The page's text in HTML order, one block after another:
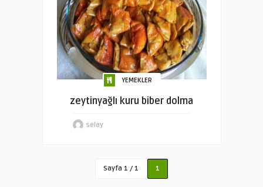
YEMEKLER
zeytinyağlı kuru biber dolma
selay
Sayfa 1 / 1 1